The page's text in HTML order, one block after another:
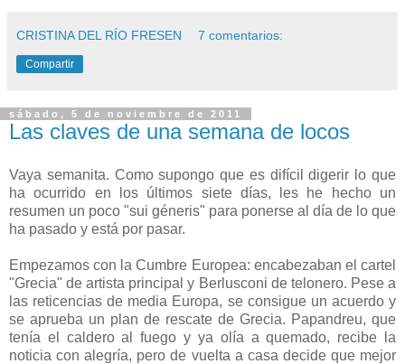
CRISTINA DEL RÍO FRESEN 7 comentarios:
Compartir
sábado, 5 de noviembre de 2011
Las claves de una semana de locos
Vaya semanita. Como supongo que es difícil digerir lo que
ha ocurrido en los últimos siete días, les he hecho un
resumen un poco "sui géneris" para ponerse al día de lo que
ha pasado y está por pasar.
Empezamos con la Cumbre Europea: encabezaban el cartel
"Grecia" de artista principal y Berlusconi de telonero. Pese a
las reticencias de media Europa, se consigue un acuerdo y
se aprueba un plan de rescate de Grecia. Papandreu, que
tenía el caldero al fuego y ya olía a quemado, recibe la
noticia con alegría, pero de vuelta a casa decide que mejor